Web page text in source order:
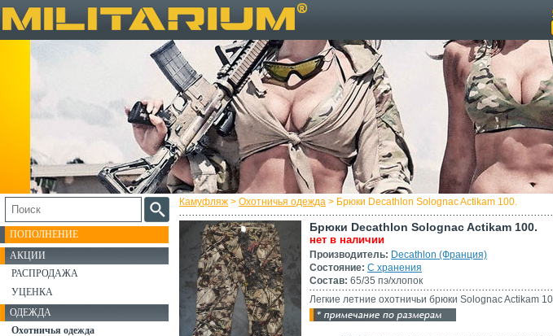
Камуфляж > Охотничья одежда > Брюки Decathlon Solognac Actikam 100.
Брюки Decathlon Solognac Actikam 100.
нет в наличии
Производитель: Decathlon (Франция)
Состояние: С хранения
Состав: 65/35 пэ/хлопок
Легкие летние охотничьи брюки Solognac Actikam
ПОПОЛНЕНИЕ
АКЦИИ
РАСПРОДАЖА
УЦЕНКА
ОДЕЖДА
Охотничья одежда